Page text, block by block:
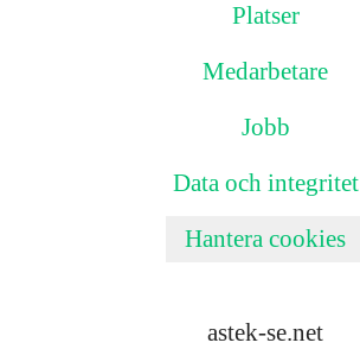
Platser
Medarbetare
Jobb
Data och integritet
Hantera cookies
astek-se.net